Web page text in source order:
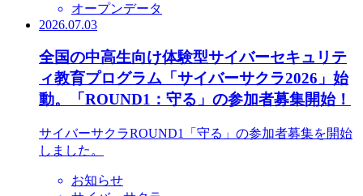
オープンデータ
2026.07.03
全国の中高生向け体験型サイバーセキュリテ
ィ教育プログラム「サイバーサクラ2026」始
動。「ROUND1：守る」の参加者募集開始！
サイバーサクラROUND1「守る」の参加者募集を開始
しました。
お知らせ